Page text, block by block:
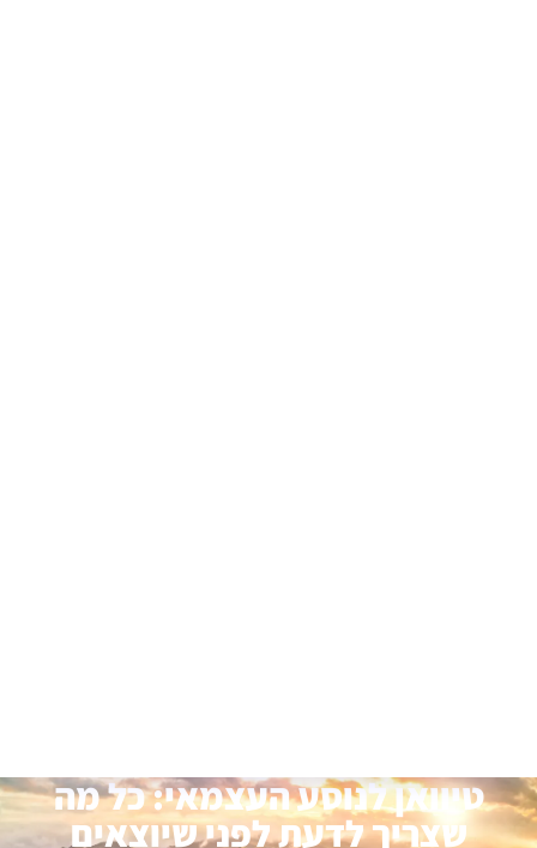
טיוואן לנוסע העצמאי: כל מה
שצריך לדעת לפני שיוצאים